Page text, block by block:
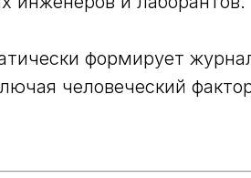
формирует
человеческий